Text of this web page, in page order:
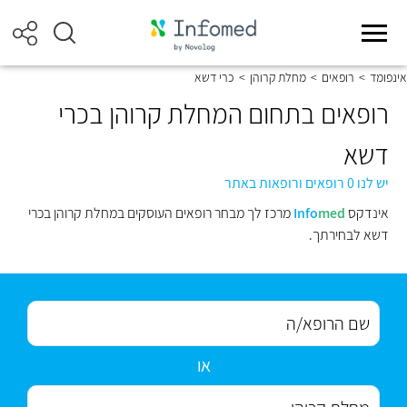
אינפומד > רופאים > מחלת קרוהן > כרי דשא
רופאים בתחום המחלת קרוהן בכרי
דשא
יש לנו 0 רופאים ורופאות באתר
אינדקס
Infomed
מרכז לך מבחר רופאים העוסקים במחלת קרוהן בכרי
דשא לבחירתך.
או